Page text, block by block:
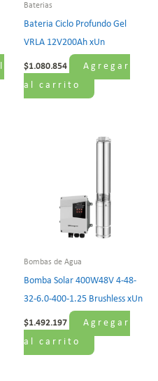
Baterias
Bateria Ciclo Profundo Gel
VRLA 12V200Ah xUn
$1.080.854
Agregar
al carrito
Bombas de Agua
Bomba Solar 400W48V 4-48-
32-6.0-400-1.25 Brushless xUn
$1.492.197
Agregar
al carrito